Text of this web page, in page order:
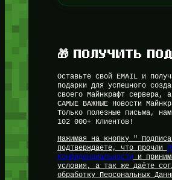
🎁 ПОЛУЧИТЬ
Оставьте свой EMAIL и
подарки для успешного
своего Майнкрафт сервера,
САМЫЕ ВАЖНЫЕ Новости
Только полезные письма,
102 000+ Клиентов!
Нажимая на кнопку "
подтверждаете, что прочли
Конфиденциальностии
условия, а так же даёте
обработку Персональных